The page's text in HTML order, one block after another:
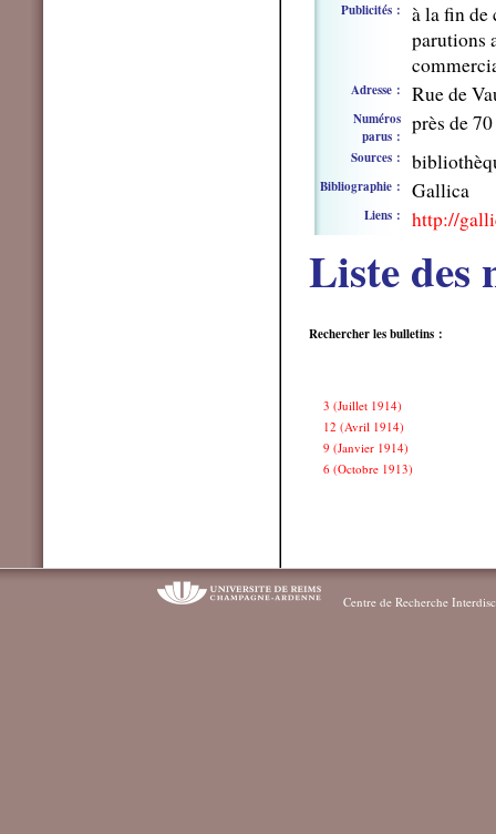
Publicités :
à la fin de
parutions
Adresse : Rue de
Numéros
parus :
près de
Sources :
Bibliographie : Gallica
Liens : http://
Liste des
Rechercher les bulletins :
3 (Juillet 1914)
12 (Avril 1914)
9 (Janvier 1914)
6 (Octobre 1913)
Centre de Recherche